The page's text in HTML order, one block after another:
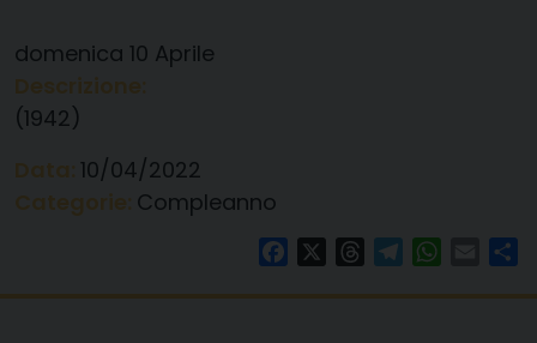
domenica 10 Aprile
(1942)
10/04/2022
Compleanno
FacebookThreadsTelegram Email